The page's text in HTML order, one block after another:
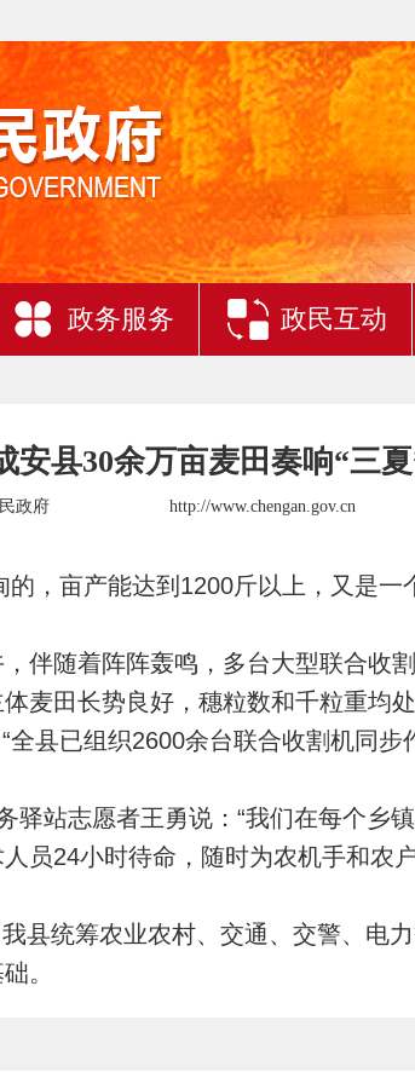
政务服务 政民互动
安县30余万亩麦田奏响“三
政府 http://www.chengan.gov.cn
，亩产能达到1200斤以上，又是
伴随着阵阵轰鸣，多台大型联合收
麦田长势良好，穗粒数和千粒重均
全县已组织2600余台联合收割机同
驿站志愿者王勇说：“我们在每个乡
员24小时待命，随时为农机手和农
县统筹农业农村、交通、交警、电
。